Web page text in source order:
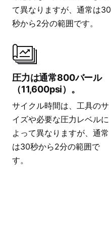
て異なりますが、通常は30
秒から2分の範囲です。
圧力は通常800バール
（11,600psi）。
サイクル時間は、工具のサ
イズや必要な圧力レベルに
よって異なりますが、通常
は30秒から2分の範囲で
す。